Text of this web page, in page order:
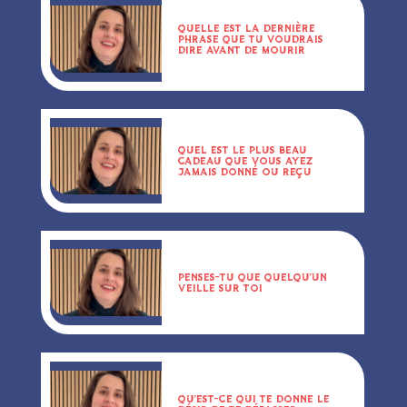
QUELLE EST LA DERNIÈRE
PHRASE QUE TU VOUDRAIS
DIRE AVANT DE MOURIR
QUEL EST LE PLUS BEAU
CADEAU QUE VOUS AYEZ
JAMAIS DONNÉ OU REÇU
PENSES-TU QUE QUELQU’UN
VEILLE SUR TOI
QU’EST-CE QUI TE DONNE LE